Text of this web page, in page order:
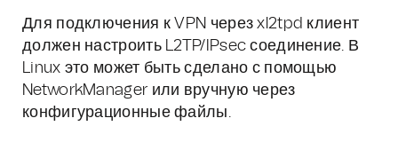
Для подключения к VPN через xl2tpd клиент
должен настроить L2TP/IPsec соединение. В
Linux это может быть сделано с помощью
NetworkManager или вручную через
конфигурационные файлы.